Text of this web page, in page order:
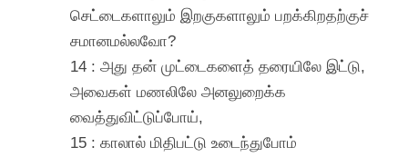
செட்டைகளாலும் இறகுகளாலும் பறக்கிறதற்குச்
சமானமல்லவோ?
14 : அது தன் முட்டைகளைத் தரையிலே இட்டு,
அவைகள் மணலிலே அனலுறைக்க
வைத்துவிட்டுப்போய்,
15 : காலால் மிதிபட்டு உடைந்துபோம்